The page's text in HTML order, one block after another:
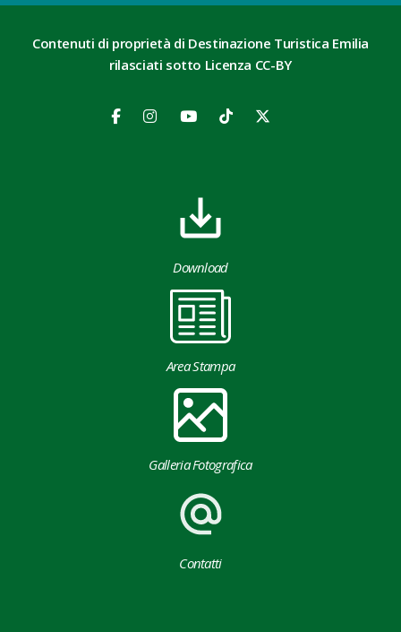
Contenuti di proprietà di Destinazione Turistica Emilia
rilasciati sotto Licenza CC-BY
Download
Area Stampa
Galleria Fotografica
Contatti